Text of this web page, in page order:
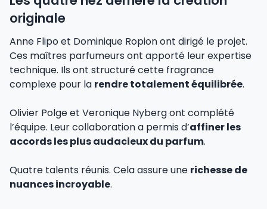
originale
Anne Flipo et Dominique Ropion ont dirigé le projet.
Ces maîtres parfumeurs ont apporté leur expertise
technique. Ils ont structuré cette fragrance
complexe pour la rendre totalement équilibrée.
Olivier Polge et Veronique Nyberg ont complété
l’équipe. Leur collaboration a permis d’affiner les
accords les plus audacieux du parfum.
Quatre talents réunis. Cela assure une richesse de
nuances incroyable.